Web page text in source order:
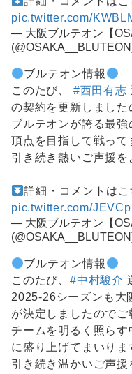
pic.twitter.com/
— 大阪ブルテオン【
ブルテオン情報
このたび、 #西田有志
の契約を更新しました
ブルテオンが誇る最
頂点を目指して戦って
引き続き熱いご声援
詳細・コメントはこ
pic.twitter.com/
— 大阪ブルテオン【
ブルテオン情報
このたび、 #中村駿介
2025-26シーズンも大
が決定しましたのでご
チームを明るく照ら
に盛り上げてまいりま
引き続き温かいご声